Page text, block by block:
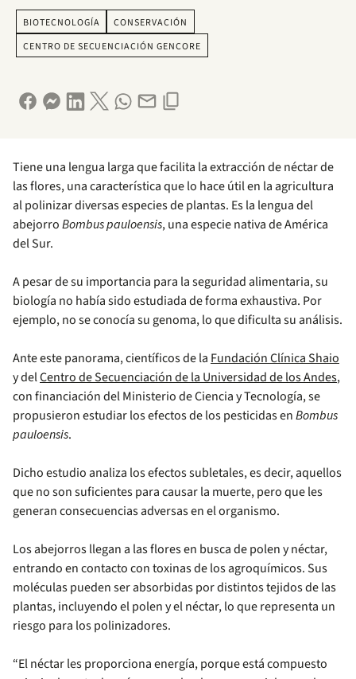
BIOTECNOLOGÍA
CONSERVACIÓN
CENTRO DE SECUENCIACIÓN GENCORE
Tiene una lengua larga que facilita la extracción de néctar de
las flores, una característica que lo hace útil en la agricultura
al polinizar diversas especies de plantas. Es la lengua del
abejorroBombus pauloensis, una especie nativa de América
del Sur.
A pesar de su importancia para la seguridad alimentaria, su
biología no había sido estudiada de forma exhaustiva. Por
ejemplo, no se conocía su genoma, lo que dificulta su análisis.
Ante este panorama, científicos de la Fundación Clínica Shaio
y delCentro de Secuenciación de la Universidad de los Andes,
con financiación del Ministerio de Ciencia y Tecnología, se
propusieron estudiar los efectos de los pesticidas enBombus
pauloensis.
Dicho estudio analiza los efectos subletales, es decir, aquellos
que no son suficientes para causar la muerte, pero que les
generan consecuencias adversas en el organismo.
Los abejorros llegan a las flores en busca de polen y néctar,
entrando en contacto con toxinas de los agroquímicos. Sus
moléculas pueden ser absorbidas por distintos tejidos de las
plantas, incluyendo el polen y el néctar, lo que representa un
riesgo para los polinizadores.
“El néctar les proporciona energía, porque está compuesto